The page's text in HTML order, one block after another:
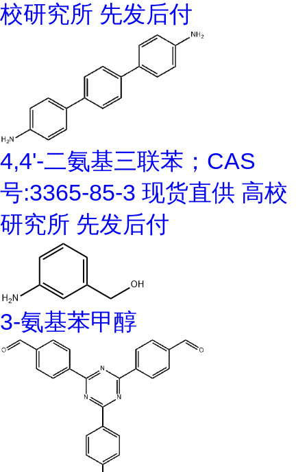
校研究所 先发后付
4,4'-二氨基三联苯；CAS
号:3365-85-3 现货直供 高校
研究所 先发后付
3-氨基苯甲醇